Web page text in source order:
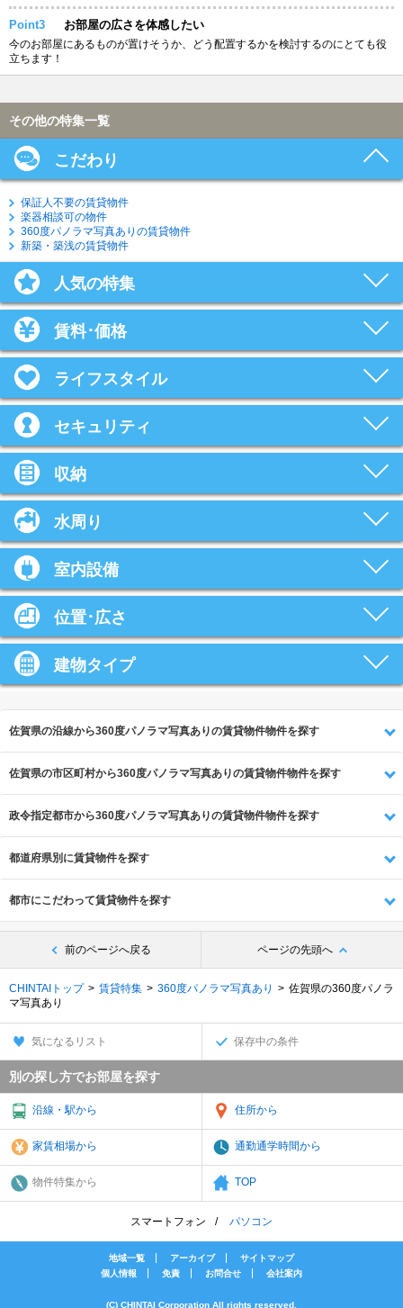
Point3 お部屋の広さを体感したい
今のお部屋にあるものが置けそうか、どう配置するかを検討するのにとても役
立ちます！
その他の特集一覧
こだわり
保証人不要の賃貸物件
楽器相談可の物件
360度パノラマ写真ありの賃貸物件
新築・築浅の賃貸物件
人気の特集
賃料･価格
ライフスタイル
セキュリティ
収納
水周り
室内設備
位置･広さ
建物タイプ
佐賀県の沿線から360度パノラマ写真ありの賃貸物件物件を探す
佐賀県の市区町村から360度パノラマ写真ありの賃貸物件物件を探す
政令指定都市から360度パノラマ写真ありの賃貸物件物件を探す
都道府県別に賃貸物件を探す
都市にこだわって賃貸物件を探す
前のページへ戻る ページの先頭へ
CHINTAIトップ 賃貸特集 360度パノラマ写真あり
佐賀県の360度パノラ
マ写真あり
気になるリスト 保存中の条件
別の探し方でお部屋を探す
沿線・駅から 住所から
家賃相場から 通勤通学時間から
物件特集から TOP
スマートフォン パソコン
地域一覧 アーカイブ
サイトマップ
個人情報
免責 お問合せ 会社案内
(C) CHINTAI Corporation All rights reserved.